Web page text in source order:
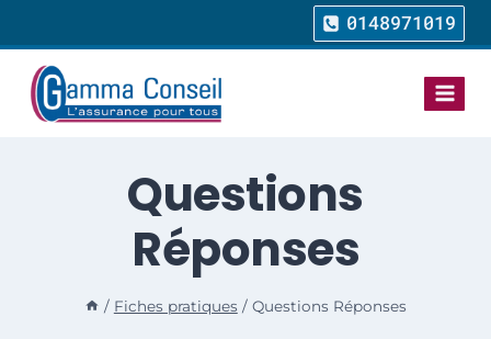
0148971019
Questions
Réponses
/ Fiches pratiques / Questions Réponses